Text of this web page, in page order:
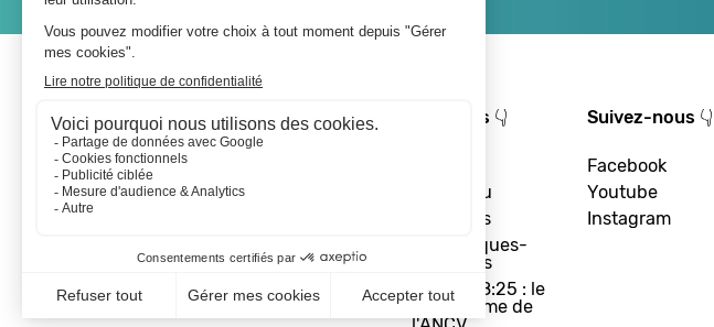
A propos 👇
Le réseau
Les actus
Les Chèques-
Vacances
Départ 18:25 : le
programme de
Suivez-nous 👇
Facebook
Youtube
Instagram